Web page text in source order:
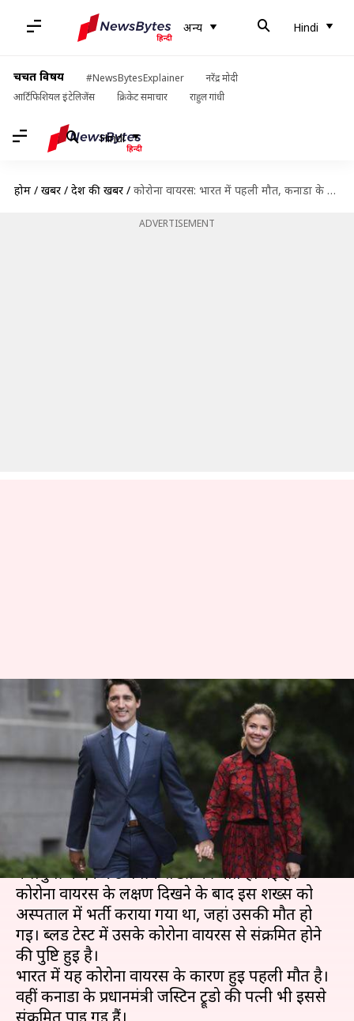
अन्य Hindi
चर्चित विषय #NewsBytesExplainer
नरेंद्र मोदी
आर्टिफिशियल इंटेलिजेंस
क्रिकेट समाचार राहुल गांधी
Hindi
होम / खबरें / देश की खबरें / कोरोना वायरस: भारत में पहली मौत, कनाडा के प्रधानमंत्री की पत्नी भी संक्रमित
ADVERTISEMENT
कोरोना वायरस: भारत में पहली मौत,
कनाडा के प्रधानमंत्री की पत्नी भी
संक्रमित
Mar 13, 2020 10:39 am
क्या है खबर?
कोरोना वायरस (COVID-19) के कारण कर्नाटक के
कलबुर्गी में एक 76 वर्षीय शख्स की मौत हो गई है।
कोरोना वायरस के लक्षण दिखने के बाद इस शख्स को
अस्पताल में भर्ती कराया गया था, जहां उसकी मौत हो
गई। ब्लड टेस्ट में उसके कोरोना वायरस से संक्रमित होने
की पुष्टि हुई है।
भारत में यह कोरोना वायरस के कारण हुई पहली मौत है।
वहीं कनाडा के प्रधानमंत्री जस्टिन ट्रूडो की पत्नी भी इससे